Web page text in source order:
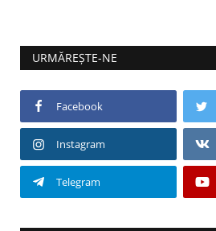
URMĂREȘTE-NE
Facebook
Instagram
Telegram